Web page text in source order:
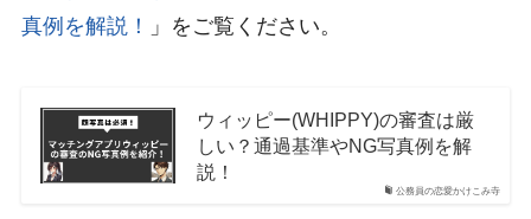
真例を解説！
」をご覧ください。
公務員の恋愛かけこみ寺
ウィッピー(WHIPPY)の審査は厳
しい？通過基準やNG写真例を解
説！